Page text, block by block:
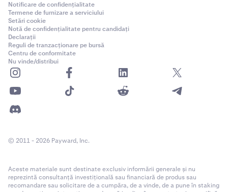
Notificare de confidențialitate
Termene de furnizare a serviciului
Setări cookie
Notă de confidențialitate pentru candidați
Declarații
Reguli de tranzacționare pe bursă
Centru de conformitate
Nu vinde/distribui
© 2011 - 2026 Payward, Inc.
Aceste materiale sunt destinate exclusiv informării generale și nu
reprezintă consultanță investițională sau financiară de produs sau
recomandare sau solicitare de a cumpăra, de a vinde, de a pune în staking